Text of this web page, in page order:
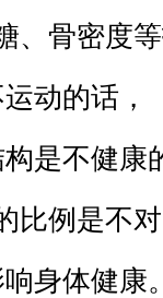
、骨密度
动的话，
是不健康
比例是不
响身体健康